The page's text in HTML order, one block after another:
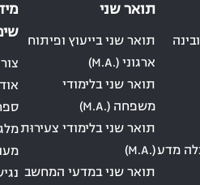
מדע
תואר שני
תואר שני בייעוץ ופיתוח
ארגוני (.M.A)
תואר שני בלימודי
משפחה (.M.A)
תואר שני בלימודי צעירוּת
(.M.A)
תואר שני במדעי המחשב